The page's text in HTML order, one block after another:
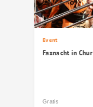
Event
Fasnacht in Chur
Gratis